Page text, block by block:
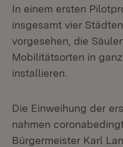
In einem ersten
insgesamt vier
vorgesehen, die
Mobilitätsorten in
installieren.
Die Einweihung der
nahmen
Bürgermeister Karl